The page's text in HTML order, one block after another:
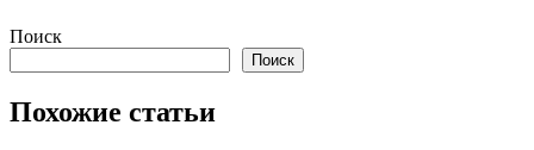
Перейти
содержимому
Поиск
Поиск
Похожие статьи